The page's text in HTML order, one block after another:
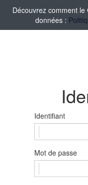
Découvrez comment
données :
Identifiant
Mot de passe